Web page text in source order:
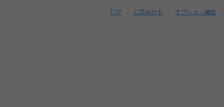
TOP 公認会計士 オプション講座